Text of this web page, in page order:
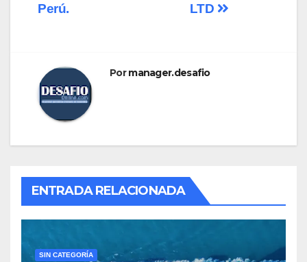
LTD
Perú.
Pormanager.desafio
ENTRADA RELACIONADA
SIN CATEGORÍA